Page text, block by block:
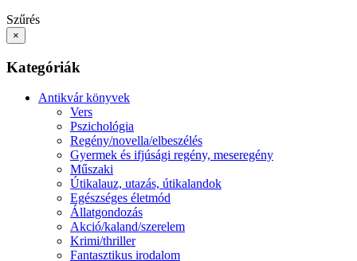
Szűrés
×
Kategóriák
Antikvár könyvek
Vers
Pszichológia
Regény/novella/elbeszélés
Gyermek és ifjúsági regény, meseregény
Műszaki
Útikalauz, utazás, útikalandok
Egészséges életmód
Állatgondozás
Akció/kaland/szerelem
Krimi/thriller
Fantasztikus irodalom